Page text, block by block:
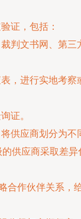
证，包括：
判文书网、第三
，进行实地考察
证。
供应商划分为不
供应商采取差异
合作伙伴关系，